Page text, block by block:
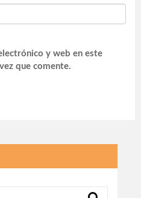
y web en este
que comente.